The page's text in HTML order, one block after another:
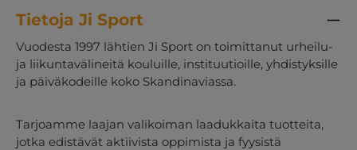
Tietoja Ji Sport
Vuodesta 1997 lähtien Ji Sport on toimittanut urheilu-
ja liikuntavälineitä kouluille, instituutioille, yhdistyksille
ja päiväkodeille koko Skandinaviassa.
Tarjoamme laajan valikoiman laadukkaita tuotteita,
jotka edistävät aktiivista oppimista ja fyysistä